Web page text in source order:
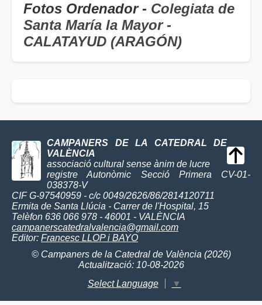
Fotos Ordenador - Colegiata de
Santa María la Mayor -
CALATAYUD (ARAGÓN)
CAMPANERS DE LA CATEDRAL DE
VALÈNCIA
associació cultural sense ànim de lucre
registre Autonòmic Secció Primera CV-01-
038378-V
CIF G-97540959 - c/c 0049/2626/86/2814120711
Ermita de Santa Llúcia - Carrer de l'Hospital, 15
Telèfon 636 066 978 - 46001 - VALÈNCIA
campanerscatedralvalencia@gmail.com
Editor: Francesc LLOP i BAYO
© Campaners de la Catedral de València (2026)
Actualització: 10-08-2026
Select Language
▼